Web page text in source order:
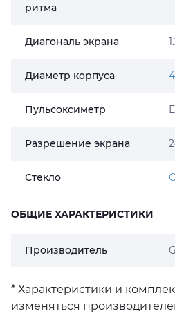
ритма
Диагональ экрана
Диаметр корпуса
Пульсоксиметр
Разрешение экрана
Стекло
ОБЩИЕ ХАРАКТЕРИСТИКИ
Производитель
* Характеристики и
изменяться